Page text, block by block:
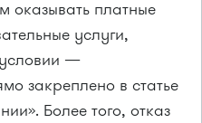
оказывать платные
услуги,
—
закреплено в статье
Более того, отказ